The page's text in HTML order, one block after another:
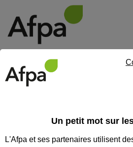
REF : 0541295
Un petit mot sur
L'Afpa et ses partenaires utilisent